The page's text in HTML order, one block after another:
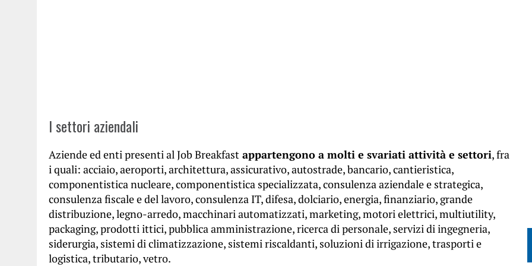
I settori aziendali
Aziende ed enti presenti al Job Breakfast appartengono a molti e svariati attività e settori, fra
i quali: acciaio, aeroporti, architettura, assicurativo, autostrade, bancario, cantieristica,
componentistica nucleare, componentistica specializzata, consulenza aziendale e strategica,
consulenza fiscale e del lavoro, consulenza IT, difesa, dolciario, energia, finanziario, grande
distribuzione, legno-arredo, macchinari automatizzati, marketing, motori elettrici, multiutility,
packaging, prodotti ittici, pubblica amministrazione, ricerca di personale, servizi di ingegneria,
siderurgia, sistemi di climatizzazione, sistemi riscaldanti, soluzioni di irrigazione, trasporti e
logistica, tributario, vetro.